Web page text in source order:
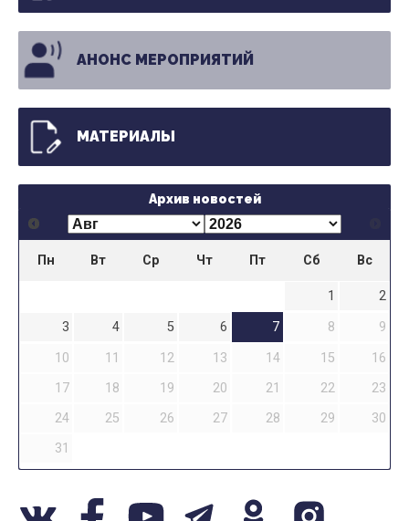
АНОНС МЕРОПРИЯТИЙ
МАТЕРИАЛЫ
Архив новостей
Пн Вт Ср Чт Пт Сб Вс
1
2
3
4 5 6 7 8
9
10
11 12 13 14 15
16
17
18 19 20 21 22
23
24
25 26 27 28 29
30
31